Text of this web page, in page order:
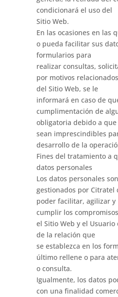
condicionará el uso del
Sitio Web.
En las ocasiones en las
o pueda facilitar sus
formularios para
realizar consultas,
por motivos
del Sitio Web, se le
informará en caso de
cumplimentación de
obligatoria debido a que
sean imprescindibles
desarrollo de la
Fines del tratamiento a
datos personales
Los datos personales
gestionados por Citratel
poder facilitar, agilizar y
cumplir los
el Sitio Web y el
de la relación que
se establezca en los
último rellene o para
o consulta.
Igualmente, los datos
con una finalidad